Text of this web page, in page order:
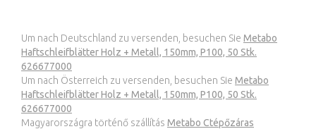
Um nach Deutschland zu versenden, besuchen Sie Metabo
Haftschleifblätter Holz + Metall, 150mm, P100, 50 Stk.
626677000
Um nach Österreich zu versenden, besuchen Sie Metabo
Haftschleifblätter Holz + Metall, 150mm, P100, 50 Stk.
626677000
Magyarországra történő szállítás Metabo Ctépőzáras